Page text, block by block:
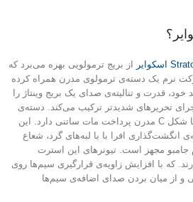
اسکوایر
از بریج ترمولویی بهره می‌برد که
نرم یک دسته‌ی ترمولوی مدرن همراه کرده
قدرت و تنالیته‌ی صدای یک بریج وینتاژ را
تحریرهای شدیدتر ترکیب می‌کند. دسته‌ی
از جنس افرا با شکل C مدرن پرداخت مات ساتنی دارد. این
افرا با با لبه‌های گرد، شعاع
فرت مدیوم جامبو مجهز است. تیونرهای این استرت
که با افزایش زاویه‌ی قرارگیری سیم‌ها روی
و از میان بردن صدای اضافه‌ی سیم‌ها